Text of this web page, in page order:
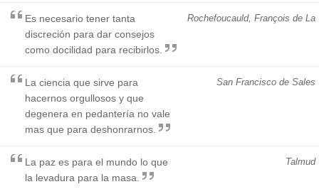
Rochefoucauld, François de La
Es necesario tener tanta
discreción para dar consejos
como docilidad para recibirlos.
San Francisco de Sales
La ciencia que sirve para
hacernos orgullosos y que
degenera en pedantería no vale
mas que para deshonrarnos.
Talmud
La paz es para el mundo lo que
la levadura para la masa.